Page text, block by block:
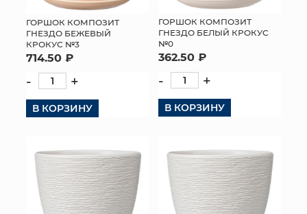
ГОРШОК КОМПОЗИТ
ГНЕЗДО БЕЖЕВЫЙ
КРОКУС №3
714.50 ₽
- +
В КОРЗИНУ
ГОРШОК КОМПОЗИТ
ГНЕЗДО БЕЛЫЙ КРОКУС
№0
362.50 ₽
- +
В КОРЗИНУ